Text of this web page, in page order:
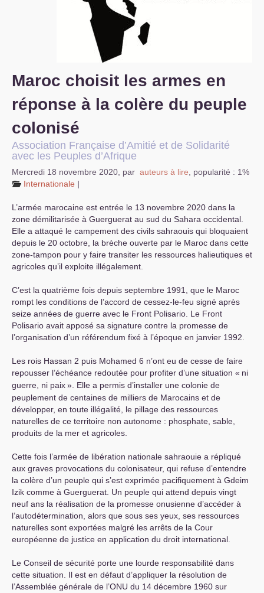
Maroc choisit les armes en
réponse à la colère du peuple
colonisé
Association Française d’Amitié et de Solidarité
avec les Peuples d’Afrique
Mercredi 18 novembre 2020 par auteurs à lire
popularité : 1%
Internationale |
L’armée marocaine est entrée le 13 novembre 2020 dans la
zone démilitarisée à Guerguerat au sud du Sahara occidental.
Elle a attaqué le campement des civils sahraouis qui bloquaient
depuis le 20 octobre, la brèche ouverte par le Maroc dans cette
zone-tampon pour y faire transiter les ressources halieutiques et
agricoles qu’il exploite illégalement.
C’est la quatrième fois depuis septembre 1991, que le Maroc
rompt les conditions de l’accord de cessez-le-feu signé après
seize années de guerre avec le Front Polisario. Le Front
Polisario avait apposé sa signature contre la promesse de
l’organisation d’un référendum fixé à l’époque en janvier 1992.
Les rois Hassan 2 puis Mohamed 6 n’ont eu de cesse de faire
repousser l’échéance redoutée pour profiter d’une situation « ni
guerre, ni paix». Elle a permis d’installer une colonie de
peuplement de centaines de milliers de Marocains et de
développer, en toute illégalité, le pillage des ressources
naturelles de ce territoire non autonome : phosphate, sable,
produits de la mer et agricoles.
Cette fois l’armée de libération nationale sahraouie a répliqué
aux graves provocations du colonisateur, qui refuse d’entendre
la colère d’un peuple qui s’est exprimée pacifiquement à Gdeim
Izik comme à Guerguerat. Un peuple qui attend depuis vingt
neuf ans la réalisation de la promesse onusienne d’accéder à
l’autodétermination, alors que sous ses yeux, ses ressources
naturelles sont exportées malgré les arrêts de la Cour
européenne de justice en application du droit international.
Le Conseil de sécurité porte une lourde responsabilité dans
cette situation. Il est en défaut d’appliquer la résolution de
l’Assemblée générale de l’ONU du 14 décembre 1960 sur